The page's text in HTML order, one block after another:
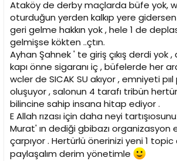
Ataköy de derby maçlarda büfe yok,
oturduğun yerden kalkıp yere
geri gelme hakkın yok , hele 1 de
gelmişse kökten ..çtın.
Ayhan Şahnek ' te giriş çıkış derdi yok ,
kapı önne sigaranı iç , büfelerde her
wcler de SICAK SU akıyor , emniyeti pııl
oluşuyor , salonun 4 tarafı tribün
bilincine sahip insana hitap ediyor .
E Allah rızası için daha neyi
Murat' ın dediği gbibazı organizasyon
çarpıyor . Hertürlü önerinizi yeni 1
paylaşalım derim yönetimle